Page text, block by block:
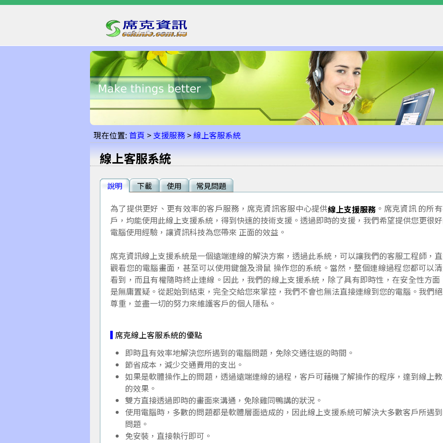
現在位置: 首頁 >支援服務 >線上客服系統
線上客服系統
說明 下載 使用 常見問題
為了提供更好、更有效率的客戶服務，席克資訊客服中心提供線上支援服務 。席克資訊 的所
戶，均能使用此線上支援系統，得到快速的技術支援。透過即時的支援，我們希望提供您更很
電腦使用經驗，讓資訊科技為您帶來 正面的效益。
席克資訊線上支援系統是一個遠端連線的解決方案，透過此系統，可以讓我們的客服工程師，
觀看您的電腦畫面，甚至可以使用鍵盤及滑鼠 操作您的系統。當然，整個連線過程您都可以
看到，而且有權隨時終止連線。因此，我們的線上支援系統，除了具有即時性，在安全性方面
是無庸置疑。從起始到結束，完全交給您來掌控，我們不會也無法直接連線到您的電腦。我們
尊重，並盡一切的努力來維護客戶的個人隱私。
席克線上客服系統的優點
即時且有效率地解決您所遇到的電腦問題，免除交通往返的時間。
節省成本，減少交通費用的支出。
如果是軟體操作上的問題，透過遠端連線的過程，客戶可藉機了解操作的程序，達到線上
的效果。
雙方直接透過即時的畫面來溝通，免除雞同鴨講的狀況。
使用電腦時，多數的問題都是軟體層面造成的，因此線上支援系統可解決大多數客戶所遇
問題。
免安裝，直接執行即可。